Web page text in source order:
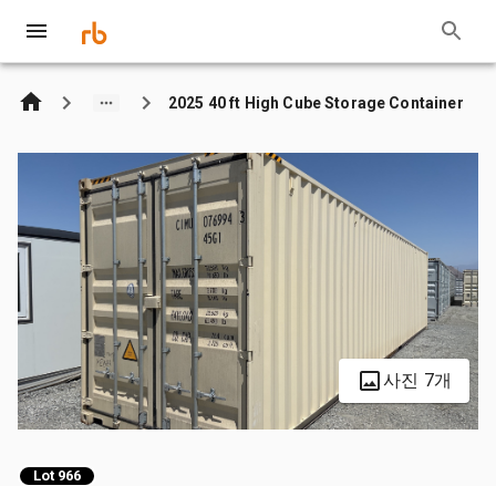
2025 40 ft High Cube Storage Container
사진 7개
Lot 966